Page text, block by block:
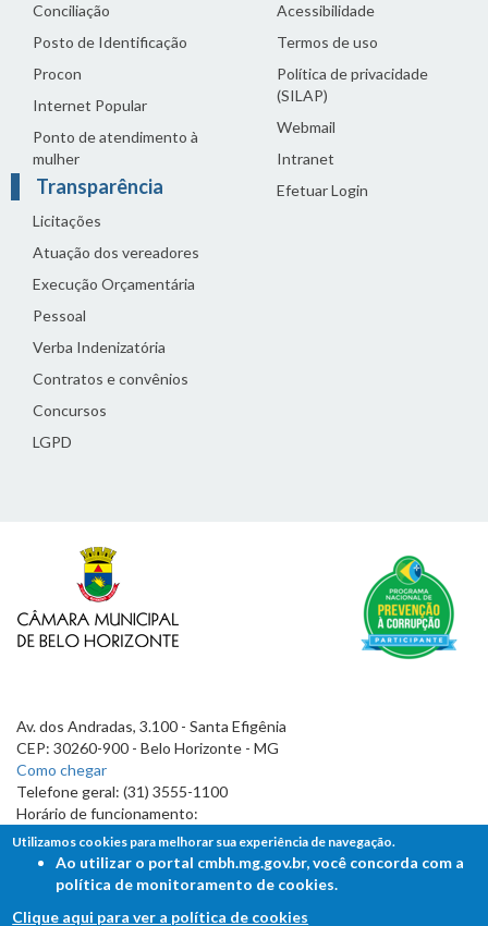
Conciliação
Posto de Identificação
Procon
Internet Popular
Ponto de atendimento à
mulher
Transparência
Licitações
Atuação dos vereadores
Execução Orçamentária
Pessoal
Verba Indenizatória
Contratos e convênios
Concursos
LGPD
Acessibilidade
Termos de uso
Política de privacidade
(SILAP)
Webmail
Intranet
Efetuar Login
Av. dos Andradas, 3.100 - Santa Efigênia
CEP: 30260-900 - Belo Horizonte - MG
Como chegar
Telefone geral: (31) 3555-1100
Horário de funcionamento:
7h às 19h
Utilizamos cookies para melhorar sua experiência de navegação.
Ao utilizar o portal cmbh.mg.gov.br, você concorda com a
política de monitoramento de cookies.
Clique aqui para ver a política de cookies